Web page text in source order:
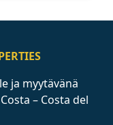
ja myytävänä
– Costa del